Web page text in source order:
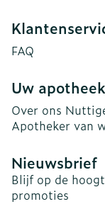
FAQ
Uw apotheek
Over ons
Apotheker van
Nieuwsbrief
Blijf op de
promoties